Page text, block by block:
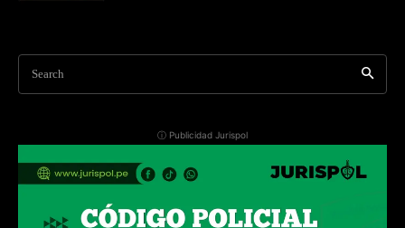
Search
ⓘ Publicidad Jurispol